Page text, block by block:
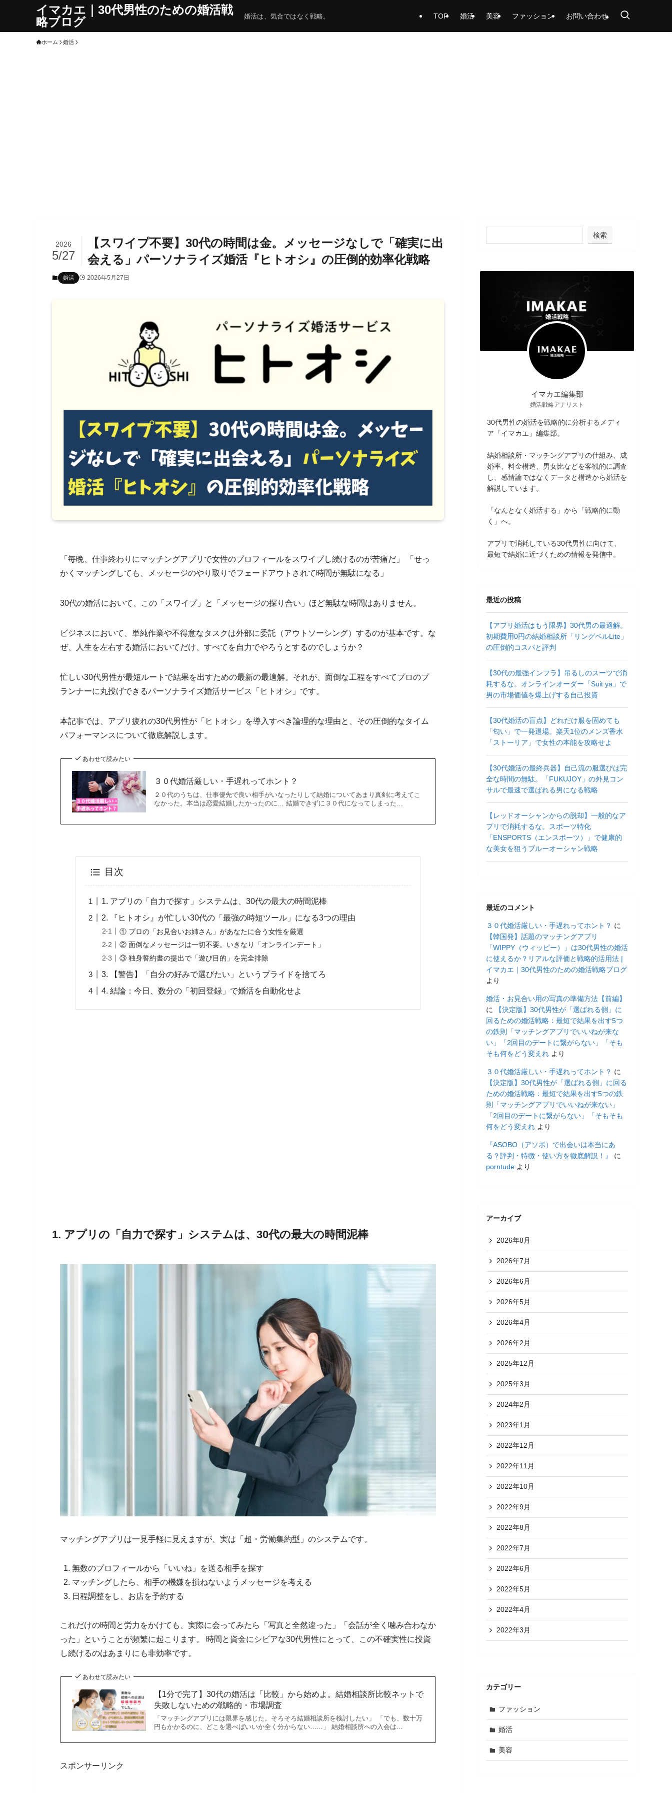
イマカエ｜30代男性のための婚活戦
略ブログ
婚活は、気合ではなく戦略。 TOP 婚活 美容 ファッション お問い合わせ
ホーム 婚活
【スワイプ不要】30代の時間は金。メッセージなしで「確実に出
会える」パーソナライズ婚活『ヒトオシ』の圧倒的効率化戦略
2026
5/27
婚活 2026年5月27日
「毎晩、仕事終わりにマッチングアプリで女性のプロフィールをスワイプし続けるのが苦痛だ」 「せっ
かくマッチングしても、メッセージのやり取りでフェードアウトされて時間が無駄になる」
30代の婚活において、この「スワイプ」と「メッセージの探り合い」ほど無駄な時間はありません。
ビジネスにおいて、単純作業や不得意なタスクは外部に委託（アウトソーシング）するのが基本です。な
ぜ、人生を左右する婚活においてだけ、すべてを自力でやろうとするのでしょうか？
忙しい30代男性が最短ルートで結果を出すための最新の最適解。それが、面倒な工程をすべてプロのプ
ランナーに丸投げできるパーソナライズ婚活サービス「ヒトオシ」です。
本記事では、アプリ疲れの30代男性が「ヒトオシ」を導入すべき論理的な理由と、その圧倒的なタイム
パフォーマンスについて徹底解説します。
あわせて読みたい
３０代婚活厳しい・手遅れってホント？
２０代のうちは、仕事優先で良い相手がいなったりして結婚についてあまり真剣に考えてこ
なかった。本当は恋愛結婚したかったのに… 結婚できずに３０代になってしまった…
目次
1. アプリの「自力で探す」システムは、30代の最大の時間泥棒
2. 『ヒトオシ』が忙しい30代の「最強の時短ツール」になる3つの理由
① プロの「お見合いお姉さん」があなたに合う女性を厳選
② 面倒なメッセージは一切不要。いきなり「オンラインデート」
③ 独身誓約書の提出で「遊び目的」を完全排除
3. 【警告】「自分の好みで選びたい」というプライドを捨てろ
4. 結論：今日、数分の「初回登録」で婚活を自動化せよ
1. アプリの「自力で探す」システムは、30代の最大の時間泥棒
マッチングアプリは一見手軽に見えますが、実は「超・労働集約型」のシステムです。
無数のプロフィールから「いいね」を送る相手を探す
マッチングしたら、相手の機嫌を損ねないようメッセージを考える
日程調整をし、お店を予約する
これだけの時間と労力をかけても、実際に会ってみたら「写真と全然違った」「会話が全く噛み合わなか
った」ということが頻繁に起こります。 時間と資金にシビアな30代男性にとって、この不確実性に投資
し続けるのはあまりにも非効率です。
あわせて読みたい
【1分で完了】30代の婚活は「比較」から始めよ。結婚相談所比較ネットで
失敗しないための戦略的・市場調査
「マッチングアプリには限界を感じた。そろそろ結婚相談所を検討したい」 「でも、数十万
円もかかるのに、どこを選べばいいか全く分からない……」 結婚相談所への入会は…
スポンサーリンク
検索
イマカエ編集部
婚活戦略アナリスト
30代男性の婚活を戦略的に分析するメディ
ア「イマカエ」編集部。
結婚相談所・マッチングアプリの仕組み、成
婚率、料金構造、男女比などを客観的に調査
し、感情論ではなくデータと構造から婚活を
解説しています。
「なんとなく婚活する」から「戦略的に動
く」へ。
アプリで消耗している30代男性に向けて、
最短で結婚に近づくための情報を発信中。
最近の投稿
【アプリ婚活はもう限界】30代男の最適解。
初期費用0円の結婚相談所「リングベルLite」
の圧倒的コスパと評判
【30代の最強インフラ】吊るしのスーツで消
耗するな。オンラインオーダー「Suit ya」で
男の市場価値を爆上げする自己投資
【30代婚活の盲点】どれだけ服を固めても
「匂い」で一発退場。楽天1位のメンズ香水
「ストーリア」で女性の本能を攻略せよ
【30代婚活の最終兵器】自己流の服選びは完
全な時間の無駄。「FUKUJOY」の外見コン
サルで最速で選ばれる男になる戦略
【レッドオーシャンからの脱却】一般的なア
プリで消耗するな。スポーツ特化
「ENSPORTS（エンスポーツ）」で健康的
な美女を狙うブルーオーシャン戦略
最近のコメント
３０代婚活厳しい・手遅れってホント？ に
【韓国発】話題のマッチングアプリ
「WIPPY（ウィッピー）」は30代男性の婚活
に使えるか？リアルな評価と戦略的活用法 |
イマカエ｜30代男性のための婚活戦略ブログ
より
婚活・お見合い用の写真の準備方法【前編】
に
【決定版】30代男性が「選ばれる側」に
回るための婚活戦略：最短で結果を出す5つ
の鉄則「マッチングアプリでいいねが来な
い」「2回目のデートに繋がらない」「そも
そも何をどう変えれ より
３０代婚活厳しい・手遅れってホント？ に
【決定版】30代男性が「選ばれる側」に回る
ための婚活戦略：最短で結果を出す5つの鉄
則「マッチングアプリでいいねが来ない」
「2回目のデートに繋がらない」「そもそも
何をどう変えれ より
『ASOBO（アソボ）で出会いは本当にあ
る？評判・特徴・使い方を徹底解説！』
に
porntude より
アーカイブ
2026年8月
2026年7月
2026年6月
2026年5月
2026年4月
2026年2月
2025年12月
2025年3月
2024年2月
2023年1月
2022年12月
2022年11月
2022年10月
2022年9月
2022年8月
2022年7月
2022年6月
2022年5月
2022年4月
2022年3月
カテゴリー
ファッション
婚活
美容